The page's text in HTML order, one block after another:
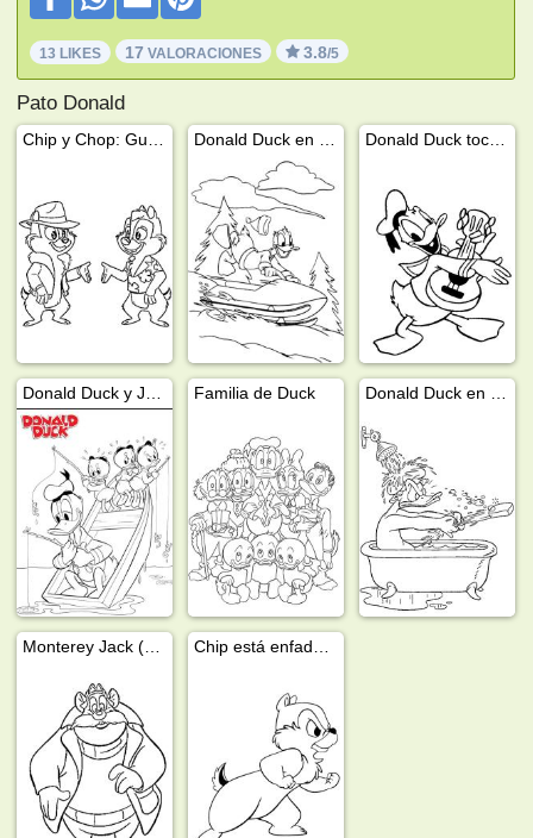
13 LIKES 17 VALORACIONES 3.8/5
Pato Donald
Familia de Duck